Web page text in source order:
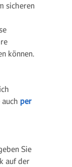
sicheren
können.
per
Sie
auf der